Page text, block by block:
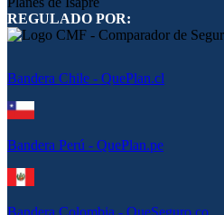
REGULADO POR:
Bandera Chile - QuePlan.cl
Bandera Perú - QuePlan.pe
Bandera Colombia - QueSeguro.co